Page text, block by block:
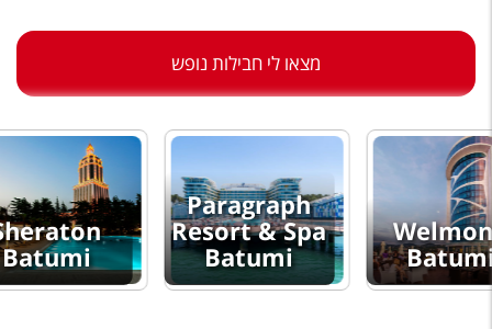
טופס צור קשר
תקנון
מצאו לי חבילות נופש
Batumi
Paragraph
Resort & Spa
Batumi